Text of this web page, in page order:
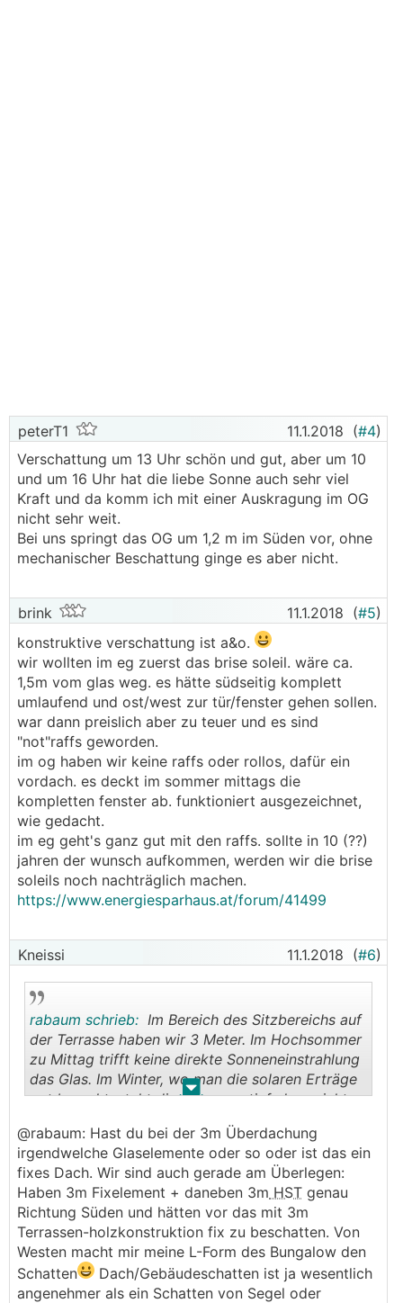
peterT1 11.1.2018 (#4)
Verschattung um 13 Uhr schön und gut, aber um 10
und um 16 Uhr hat die liebe Sonne auch sehr viel
Kraft und da komm ich mit einer Auskragung im OG
nicht sehr weit.
Bei uns springt das OG um 1,2 m im Süden vor, ohne
mechanischer Beschattung ginge es aber nicht.
brink 11.1.2018 (#5)
konstruktive verschattung ist a&o.
wir wollten im eg zuerst das brise soleil. wäre ca.
1,5m vom glas weg. es hätte südseitig komplett
umlaufend und ost/west zur tür/fenster gehen sollen.
war dann preislich aber zu teuer und es sind
"not"raffs geworden.
im og haben wir keine raffs oder rollos, dafür ein
vordach. es deckt im sommer mittags die
kompletten fenster ab. funktioniert ausgezeichnet,
wie gedacht.
im eg geht's ganz gut mit den raffs. sollte in 10 (??)
jahren der wunsch aufkommen, werden wir die brise
soleils noch nachträglich machen.
https://www.energiesparhaus.at/forum/41499
Kneissi 11.1.2018 (#6)
. .
rabaum schrieb: Im Bereich des Sitzbereichs auf
der Terrasse haben wir 3 Meter. Im Hochsommer
zu Mittag trifft keine direkte Sonneneinstrahlung
das Glas. Im Winter, wo man die solaren Erträge
gut braucht, steht die Sonne so tief, dass nicht
@rabaum: Hast du bei der 3m Überdachung
irgendwelche Glaselemente oder so oder ist das ein
fixes Dach. Wir sind auch gerade am Überlegen:
Haben 3m Fixelement + daneben 3m HST genau
Richtung Süden und hätten vor das mit 3m
Terrassen-holzkonstruktion fix zu beschatten. Von
Westen macht mir meine L-Form des Bungalow den
Schatten
Dach/Gebäudeschatten ist ja wesentlich
angenehmer als ein Schatten von Segel oder